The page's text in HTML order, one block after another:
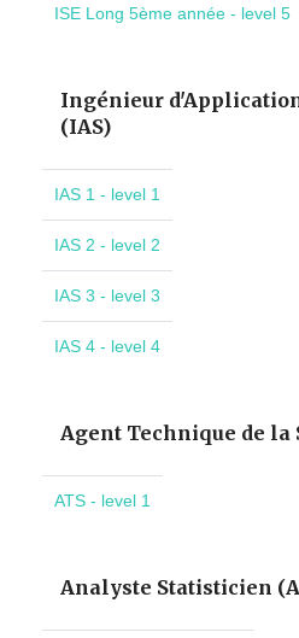
ISE Long 5ème année - level 5
Ingénieur
(IAS)
IAS 1 - level 1
IAS 2 - level 2
IAS 3 - level 3
IAS 4 - level 4
Agent Technique de la
ATS - level 1
Analyste Statisticien